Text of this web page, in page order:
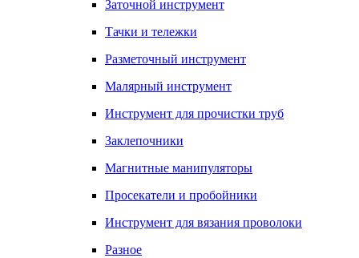
Заточной инструмент
Тачки и тележки
Разметочный инструмент
Малярный инструмент
Инструмент для прочистки труб
Заклепочники
Магнитные манипуляторы
Просекатели и пробойники
Инструмент для вязания проволоки
Разное